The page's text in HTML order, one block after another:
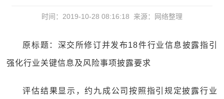
时间：2019-10-28 08:16:18 来源：网络整理
原标题：深交所修订并发布18件行业信息披露指引
强化行业关键信息及风险事项披露要求
评估结果显示，约九成公司按照指引规定披露行业